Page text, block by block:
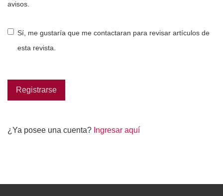
avisos.
Sí, me gustaría que me contactaran para revisar artículos de
esta revista.
Registrarse
¿Ya posee una cuenta? Ingresar aquí